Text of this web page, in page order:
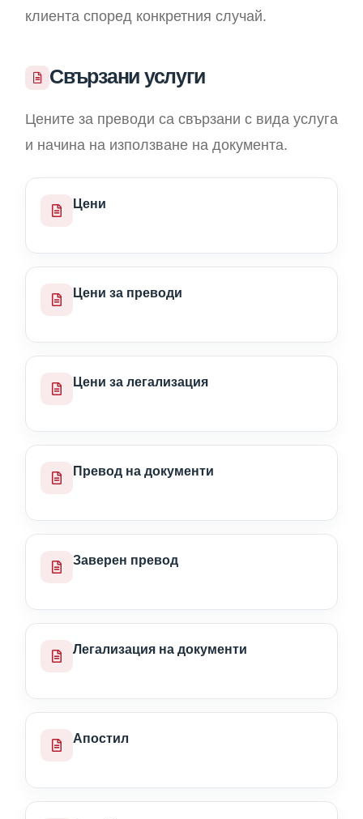
клиента според конкретния случай.
Свързани услуги
Цените за преводи са свързани с вида услуга
и начина на използване на документа.
Цени
Цени за преводи
Цени за легализация
Превод на документи
Заверен превод
Легализация на документи
Апостил